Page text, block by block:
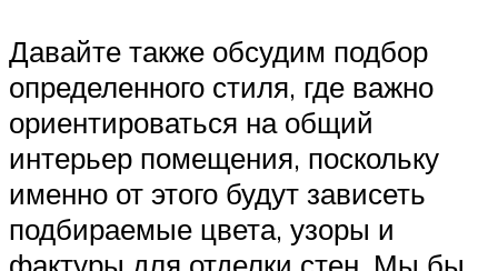
Давайте также обсудим подбор
определенного стиля, где важно
ориентироваться на общий
интерьер помещения, поскольку
именно от этого будут зависеть
подбираемые цвета, узоры и